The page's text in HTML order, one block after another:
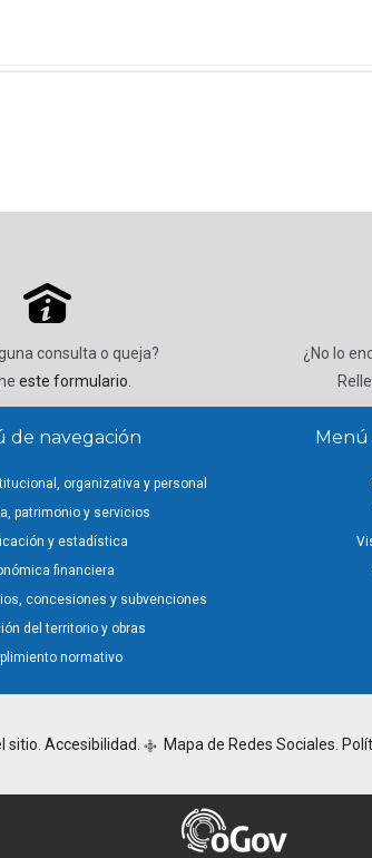
P
consulta o queja?
este formulario.
¿No lo
de navegación
organizativa y personal
patrimonio y servicios
y estadística
financiera
concesiones y subvenciones
del territorio y obras
normativo
sitio Accesibilidad q Mapa de Redes Sociales.